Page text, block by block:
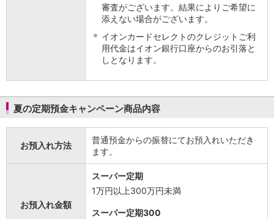
審査がございます。結果によりご希望に
添えない場合がございます。
イオンカードセレクトのクレジットご利
用代金はイオン銀行口座からのお引落と
しとなります。
夏の定期預金キャンペーン商品内容
お預入れ方法
普通預金からの振替にてお預入れいただき
ます。
お預入れ金額
スーパー定期
1万円以上300万円未満
スーパー定期300